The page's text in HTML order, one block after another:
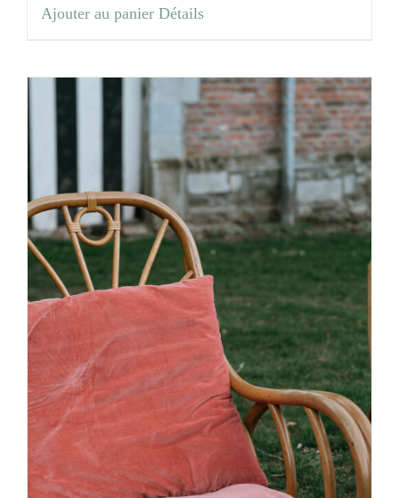
Ajouter au panier Détails